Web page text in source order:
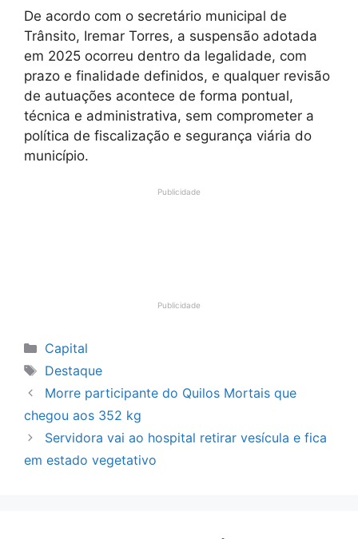
De acordo com o secretário municipal de
Trânsito, Iremar Torres, a suspensão adotada
em 2025 ocorreu dentro da legalidade, com
prazo e finalidade definidos, e qualquer revisão
de autuações acontece de forma pontual,
técnica e administrativa, sem comprometer a
política de fiscalização e segurança viária do
município.
Publicidade
Publicidade
Categorias
Capital
Tags
Destaque
Morre participante do Quilos Mortais que
chegou aos 352 kg
Servidora vai ao hospital retirar vesícula e fica
em estado vegetativo